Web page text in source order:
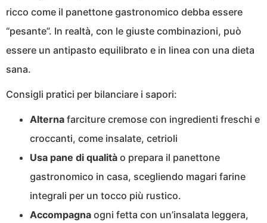
ricco come il panettone gastronomico debba essere
“pesante”. In realtà, con le giuste combinazioni, può
essere un antipasto equilibrato e in linea con una dieta
sana.
Consigli pratici per bilanciare i sapori:
Alterna farciture cremose con ingredienti freschi e
croccanti, come insalate, cetrioli
Usa pane di qualità o prepara il panettone
gastronomico in casa, scegliendo magari farine
integrali per un tocco più rustico.
Accompagna ogni fetta con un’insalata leggera,